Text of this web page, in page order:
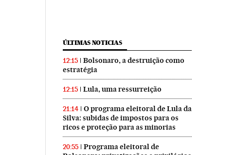
ÚLTIMAS NOTICIAS
12:15
Bolsonaro, a destruição como
estratégia
12:15 Lula, uma ressurreição
21:14
O programa eleitoral de Lula da
Silva: subidas de impostos para os
ricos e proteção para as minorias
20:55
Programa eleitoral de